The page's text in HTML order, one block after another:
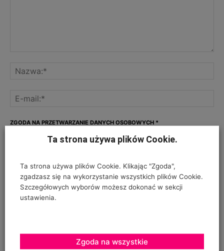
ZGODA NA PRZETWARZANIE DANYCH OSOBOWYCH *
Twój adres e-mail nie zostanie opublikowany, podajesz go wyłącznie do
spamu. Pola, których wypełnienie jest wymagane, są oznaczone
symbolem*.
I have read and accepted the
Ta strona używa plików Cookie.
Ta strona używa plików Cookie. Klikając "Zgoda",
zgadzasz się na wykorzystanie wszystkich plików Cookie.
Szczegółowych wyborów możesz dokonać w sekcji
ustawienia.
Zgoda na wszystkie